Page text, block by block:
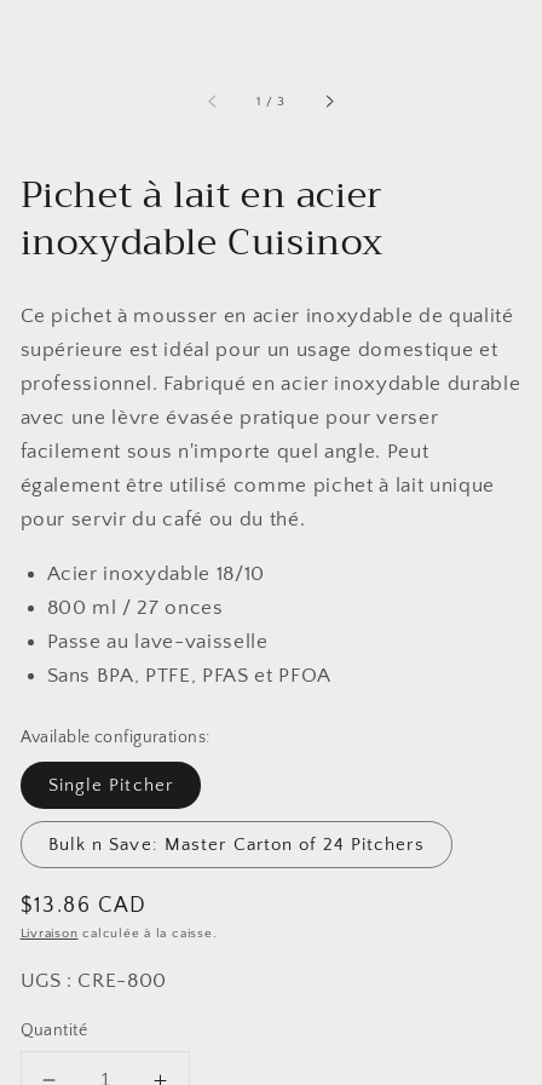
1 /de
3
Pichet à lait en acier
inoxydable Cuisinox
Ce pichet à mousser en acier inoxydable de qualité
supérieure est idéal pour un usage domestique et
professionnel. Fabriqué en acier inoxydable durable
avec une lèvre évasée pratique pour verser
facilement sous n'importe quel angle. Peut
également être utilisé comme pichet à lait unique
pour servir du café ou du thé.
Acier inoxydable 18/10
800 ml / 27 onces
Passe au lave-vaisselle
Sans BPA, PTFE, PFAS et PFOA
Available configurations:
Single Pitcher
Bulk n Save: Master Carton of 24 Pitchers
Prix
​​
$13.86 CAD
Livraison calculée à la caisse.
UGS : CRE-800
Quantité